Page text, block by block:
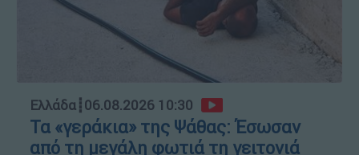
Ελλάδα┋06.08.2026 10:30
Τα «γεράκια» της Ψάθας: Έσωσαν
από τη μεγάλη φωτιά τη γειτονιά